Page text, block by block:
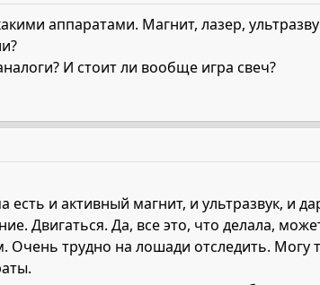
аппаратами. Магнит, лазер,
И стоит ли вообще игра свеч?
и активный магнит, и ультразвук, и
Двигаться. Да, все это, что делала,
Очень трудно на лошади отследить. Могу